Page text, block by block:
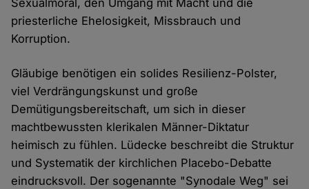
Sexualmoral, den Umgang mit Macht und die
priesterliche Ehelosigkeit, Missbrauch und
Korruption.
Gläubige benötigen ein solides Resilienz-Polster,
viel Verdrängungskunst und große
Demütigungsbereitschaft, um sich in dieser
machtbewussten klerikalen Männer-Diktatur
heimisch zu fühlen. Lüdecke beschreibt die Struktur
und Systematik der kirchlichen Placebo-Debatte
eindrucksvoll. Der sogenannte "Synodale Weg" sei